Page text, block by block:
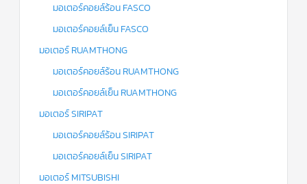
มอเตอร์คอยล์ร้อน FASCO
มอเตอร์คอยล์เย็น FASCO
มอเตอร์ RUAMTHONG
มอเตอร์คอยล์ร้อน RUAMTHONG
มอเตอร์คอยล์เย็น RUAMTHONG
มอเตอร์ SIRIPAT
มอเตอร์คอยล์ร้อน SIRIPAT
มอเตอร์คอยล์เย็น SIRIPAT
มอเตอร์ MITSUBISHI